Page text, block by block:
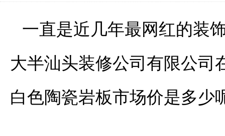
一直是近几年最网红的装
大半汕头装修公司有限公司
白色陶瓷岩板市场价是多少